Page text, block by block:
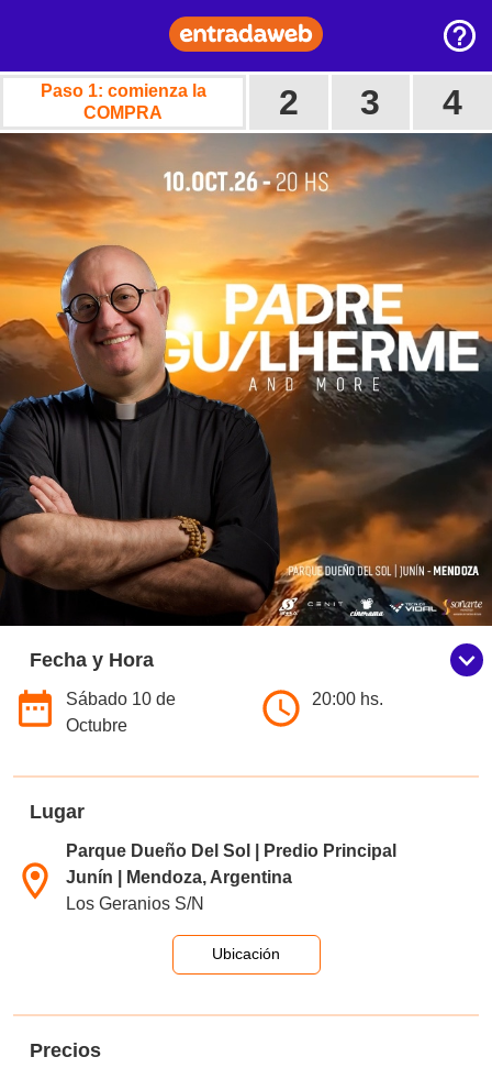
Paso 1: comienza la
COMPRA
2 3 4
Fecha y Hora
Sábado 10 de
Octubre
20:00 hs.
Lugar
Parque Dueño Del Sol | Predio Principal
Junín | Mendoza, Argentina
Los Geranios S/N
Ubicación
Precios